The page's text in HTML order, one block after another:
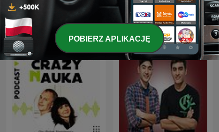
Learning English
Conversations
besties
POBIERZ APLIKACJĘ